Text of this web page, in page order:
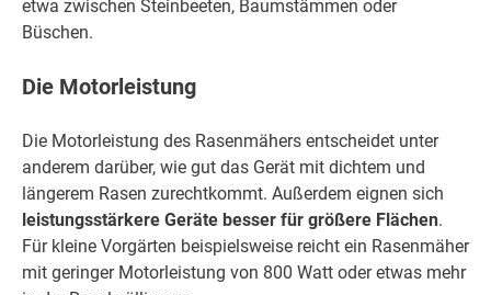
etwa zwischen Steinbeeten, Baumstämmen oder
Büschen.
Die Motorleistung
Die Motorleistung des Rasenmähers entscheidet unter
anderem darüber, wie gut das Gerät mit dichtem und
längerem Rasen zurechtkommt. Außerdem eignen sich
leistungsstärkere Geräte besser für größere Flächen.
Für kleine Vorgärten beispielsweise reicht ein Rasenmäher
mit geringer Motorleistung von 800 Watt oder etwas mehr